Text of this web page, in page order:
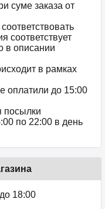
суме заказа от
соответствует
в описании
в рамках
оплатили до 15:00
посылки
по 22:00 в день
18:00